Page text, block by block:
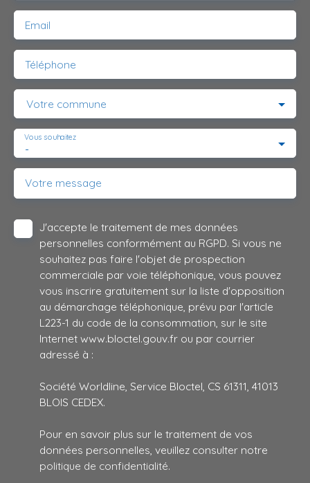
Email
Téléphone
Votre commune
-
Vous souhaitez
Votre message
J'accepte le traitement de mes données
personnelles conformément au RGPD. Si vous ne
souhaitez pas faire l'objet de prospection
commerciale par voie téléphonique, vous pouvez
vous inscrire gratuitement sur la liste d'opposition
au démarchage téléphonique, prévu par l'article
L223-1 du code de la consommation, sur le site
Internet www.bloctel.gouv.fr ou par courrier
adressé à :
Société Worldline, Service Bloctel, CS 61311, 41013
BLOIS CEDEX.
Pour en savoir plus sur le traitement de vos
données personnelles, veuillez consulter notre
politique de confidentialité.